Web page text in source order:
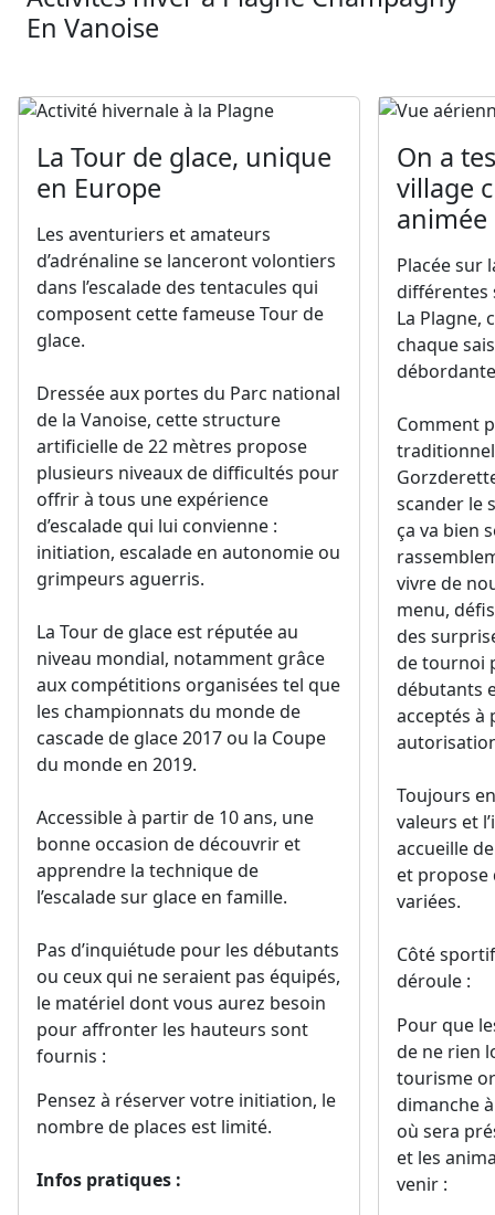
En Vanoise
La Tour de glace, unique
en Europe
Les aventuriers et amateurs
d’adrénaline se lanceront volontiers
dans l’escalade des tentacules qui
composent cette fameuse Tour de
glace.
Dressée aux portes du Parc national
de la Vanoise, cette structure
artificielle de 22 mètres propose
plusieurs niveaux de difficultés pour
offrir à tous une expérience
d’escalade qui lui convienne :
initiation, escalade en autonomie ou
grimpeurs aguerris.
La Tour de glace est réputée au
niveau mondial, notamment grâce
aux compétitions organisées tel que
les championnats du monde de
cascade de glace 2017 ou la Coupe
du monde en 2019.
Accessible à partir de 10 ans, une
bonne occasion de découvrir et
apprendre la technique de
l’escalade sur glace en famille.
Pas d’inquiétude pour les débutants
ou ceux qui ne seraient pas équipés,
le matériel dont vous aurez besoin
pour affronter les hauteurs sont
fournis :
Pensez à réserver votre initiation, le
nombre de places est limité.
Infos pratiques :
On a
village
animée
Placée sur
différentes
La Plagne,
chaque
Comment
scander le
ça va bien
vivre de
menu,
des
de tournoi
débutants
acceptés à
Toujours
valeurs et
accueille
et propose
variées.
Côté
déroule :
Pour que
de ne rien
tourisme
dimanche
où sera
et les
venir :